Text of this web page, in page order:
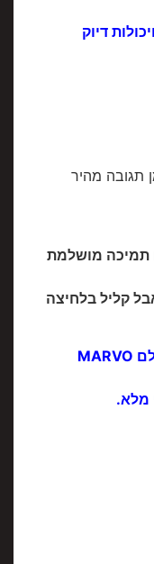
דיוק
תגובה מהיר
תמיכה מושלמת
קליל בלחיצה
מבית יצרנית הגיימינג הגדולה בעולם MARVO
מלא.